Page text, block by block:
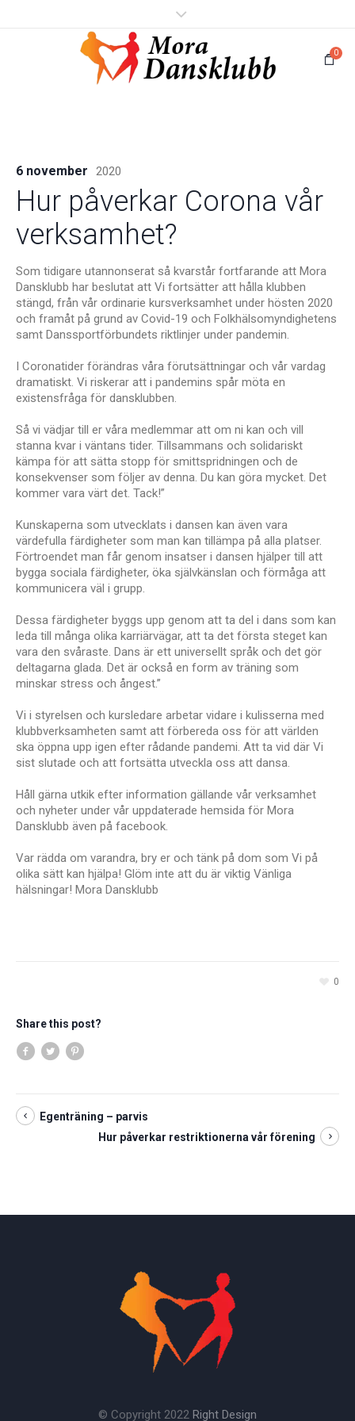
0
6 november 2020
Hur påverkar Corona vår
verksamhet?
Som tidigare utannonserat så kvarstår fortfarande att Mora
Dansklubb har beslutat att Vi fortsätter att hålla klubben
stängd, från vår ordinarie kursverksamhet under hösten 2020
och framåt på grund av Covid-19 och Folkhälsomyndighetens
samt Danssportförbundets riktlinjer under pandemin.
I Coronatider förändras våra förutsättningar och vår vardag
dramatiskt. Vi riskerar att i pandemins spår möta en
existensfråga för dansklubben.
Så vi vädjar till er våra medlemmar att om ni kan och vill
stanna kvar i väntans tider. Tillsammans och solidariskt
kämpa för att sätta stopp för smittspridningen och de
konsekvenser som följer av denna. Du kan göra mycket. Det
kommer vara värt det. Tack!”
Kunskaperna som utvecklats i dansen kan även vara
värdefulla färdigheter som man kan tillämpa på alla platser.
Förtroendet man får genom insatser i dansen hjälper till att
bygga sociala färdigheter, öka självkänslan och förmåga att
kommunicera väl i grupp.
Dessa färdigheter byggs upp genom att ta del i dans som kan
leda till många olika karriärvägar, att ta det första steget kan
vara den svåraste. Dans är ett universellt språk och det gör
deltagarna glada. Det är också en form av träning som
minskar stress och ångest.”
Vi i styrelsen och kursledare arbetar vidare i kulisserna med
klubbverksamheten samt att förbereda oss för att världen
ska öppna upp igen efter rådande pandemi. Att ta vid där Vi
sist slutade och att fortsätta utveckla oss att dansa.
Håll gärna utkik efter information gällande vår verksamhet
och nyheter under vår uppdaterade hemsida för Mora
Dansklubb även på facebook.
Var rädda om varandra, bry er och tänk på dom som Vi på
olika sätt kan hjälpa! Glöm inte att du är viktig Vänliga
hälsningar! Mora Dansklubb
0
Share this post?
Egenträning – parvis
Hur påverkar restriktionerna vår förening
© Copyright 2022 Right Design